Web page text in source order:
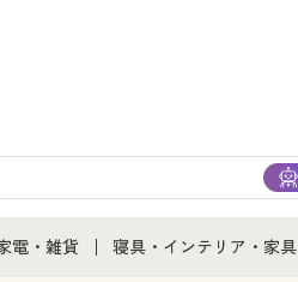
電・雑貨 寝具・インテリア・家具